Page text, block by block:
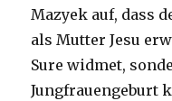
Mazyek auf, dass
als Mutter Jesu
Sure widmet,
Jungfrauengeburt